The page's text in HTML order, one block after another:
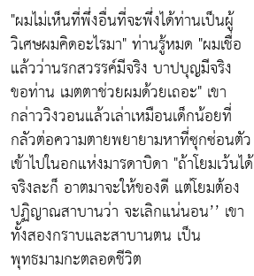
"ผมไม่เห็นที่พึ่งอื่นที่จะพึ่งได้ท่านเป็นผู้
วิเศษผมคิดอะไรมา" ท่านรู้หมด "ผมเชื่อ
แล้วว่านรกสวรรค์มีจริง บาปบุญมีจริง
ขอท่าน เมตตาช่วยผมด้วยเถอะ" เขา
กล่าววิงวอนแล้วเล่าเหมือนเด็กน้อยที่
กลัวต่อความตายพยายามหาที่ซุกซ่อนตัว
เข้าไปในอกแห่งมารดาบิดา "ถ้าโยมเว้นได้
จริงละก็ อาตมาจะให้ของดี แต่โยมต้อง
ปฏิญาณสาบานว่า จะเลิกแน่นอน’’ เขา
ทั้งสองกราบและสาบานตน เป็น
พุทธมามกะตลอดชีวิต